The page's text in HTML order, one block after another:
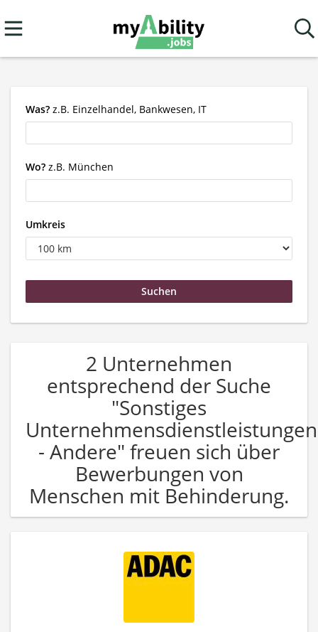
Was? z.B. Einzelhandel, Bankwesen, IT
Wo? z.B. München
Umkreis
2 Unternehmen
entsprechend der Suche
"Sonstiges
Unternehmensdienstleistungen
- Andere" freuen sich über
Bewerbungen von
Menschen mit Behinderung.